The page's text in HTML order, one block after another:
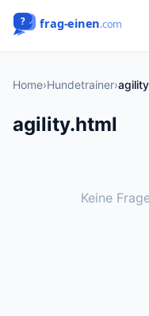
Home›Hundetrainer›
agility.html
Keine